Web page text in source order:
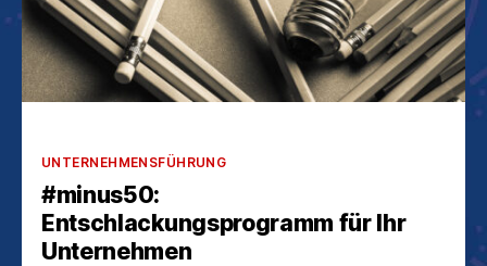
Kategorien
UNTERNEHMENSFÜHRUNG
#minus50:
Entschlackungsprogramm für Ihr
Unternehmen